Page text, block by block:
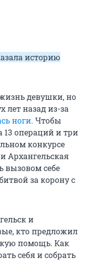
историю
девушки, но
лет назад из-за
ноги. Чтобы
13 операций и три
конкурсе
Архангельская
вызовом себе
за корону с
и
кто предложил
помощь. Как
себя и собрать